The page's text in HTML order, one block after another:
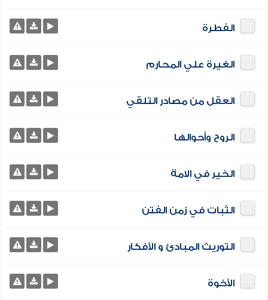
الفطرة
الغيرة علي المحارم
العقل من مصادر التلقي
الروح وأحوالها
الخير في الامة
الثبات في زمن الفتن
التوريث المبادئ و الأفكار
الأخوة